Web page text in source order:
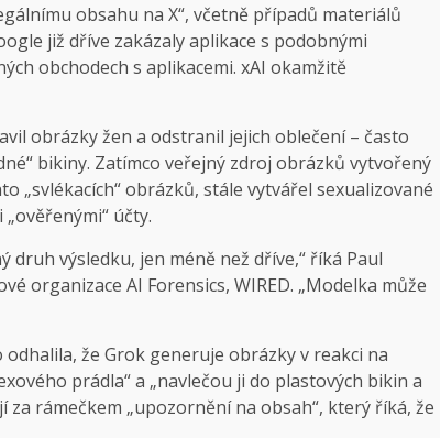
obsahu na X“, včetně případů materiálů
již dříve zakázaly aplikace s podobnými
obchodech s aplikacemi. xAI okamžitě
obrázky žen a odstranil jejich oblečení – často
bikiny. Zatímco veřejný zdroj obrázků vytvořený
„svlékacích“ obrázků, stále vytvářel sexualizované
účty.
výsledku, jen méně než dříve,“ říká Paul
organizace AI Forensics, WIRED. „Modelka může
že Grok generuje obrázky v reakci na
prádla“ a „navlečou ji do plastových bikin a
rámečkem „upozornění na obsah“, který říká, že